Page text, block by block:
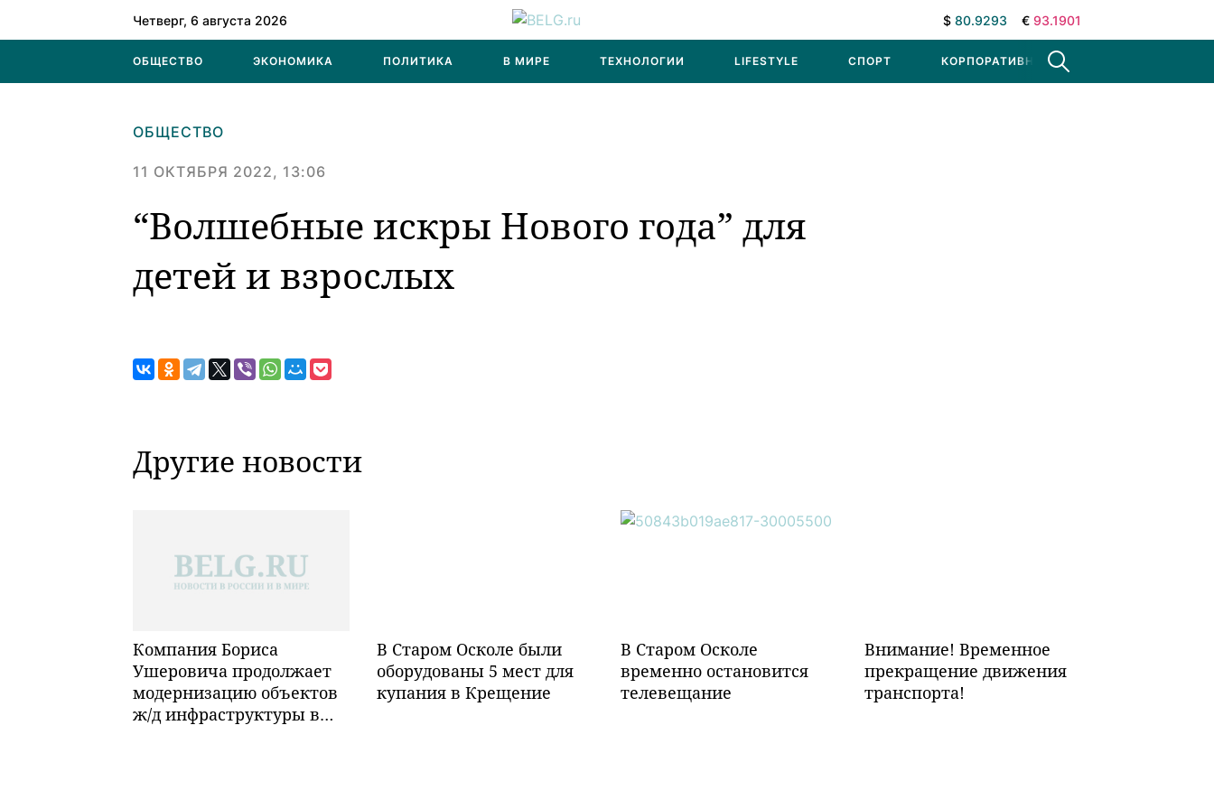
Четверг, 6 августа 2026 $ 80.9293 € 93.1901
ОБЩЕСТВО ЭКОНОМИКА ПОЛИТИКА В МИРЕ ТЕХНОЛОГИИ LIFESTYLE СПОРТ КОРПОРАТИВНЫЕ НОВОСТИ
ОБЩЕСТВО
11 ОКТЯБРЯ 2022, 13:06
“Волшебные искры Нового года” для
детей и взрослых
Другие новости
Компания Бориса
Ушеровича продолжает
модернизацию объектов
ж/д инфраструктуры в
В Старом Осколе были
оборудованы 5 мест для
купания в Крещение
В Старом Осколе
временно остановится
телевещание
Внимание! Временное
прекращение движения
транспорта!